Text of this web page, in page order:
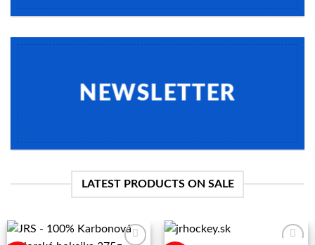
NEWSLETTER
LATEST PRODUCTS ON SALE